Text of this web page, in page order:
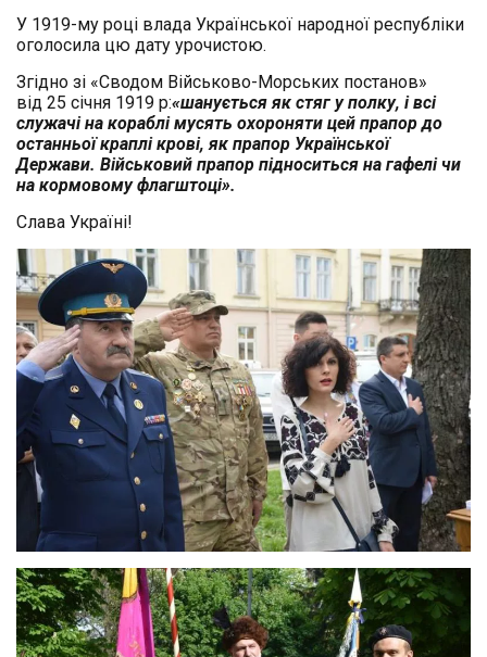
У 1919-му році влада Української народної республіки
оголосила цю дату урочистою.
Згідно зі «Сводом Військово-Морських постанов»
від 25 січня 1919 р:«шанується як стяг у полку, і всі
служачі на кораблі мусять охороняти цей прапор до
останньої краплі крові, як прапор Української
Держави. Військовий прапор підноситься на гафелі чи
на кормовому флагштоці».
Слава Україні!